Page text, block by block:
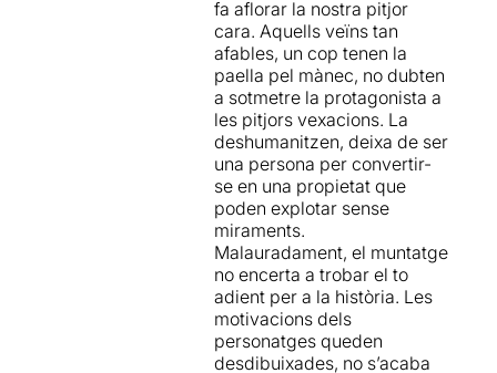
esplèndida dramatúrgia que
amb el tractament dels
diferents personatges,
pretén alertar sobre la gran
errada que pot suposar la
passivitat individual
amagada darrere el
comportament col·lectiu.El
bé i el mal de cadascú de
nosaltres, la fina línia que
ho separa, el mal que és
capaç de fer per acció o per
inacció, fins i tot, la bona
gent.
Ens defensem, ens
justifiquem, ens emparem
agosarat.
fa aflorar la nostra pitjor
cara. Aquells veïns tan
afables, un cop tenen la
paella pel mànec, no dubten
a sotmetre la protagonista a
les pitjors vexacions. La
deshumanitzen, deixa de ser
una persona per convertir-
se en una propietat que
poden explotar sense
miraments.
Malauradament, el muntatge
no encerta a trobar el to
adient per a la història. Les
motivacions dels
personatges queden
desdibuixades, no s’acaba